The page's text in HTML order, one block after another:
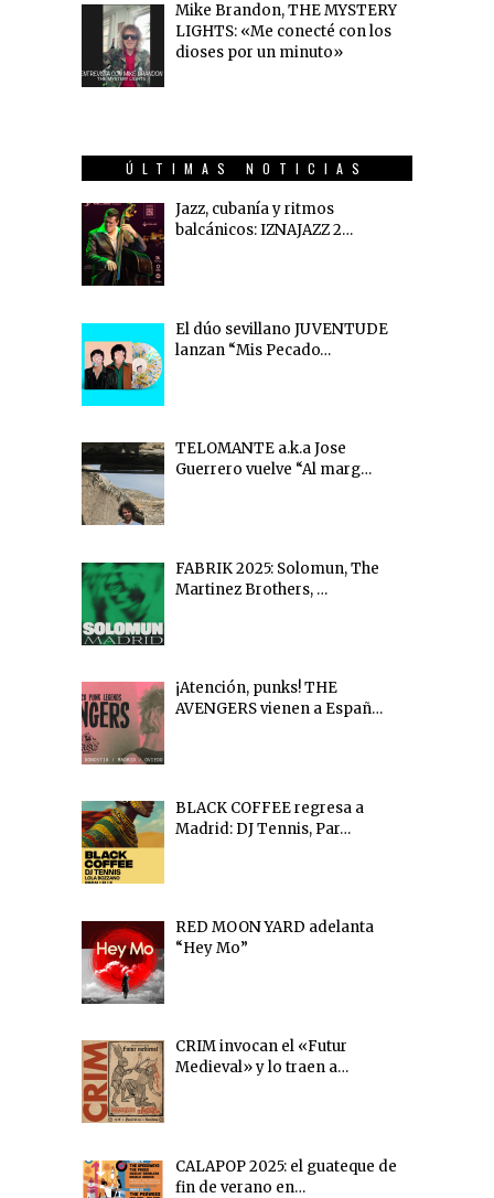
Mike Brandon, THE MYSTERY
LIGHTS: «Me conecté con los
dioses por un minuto»
ÚLTIMAS NOTICIAS
Jazz, cubanía y ritmos
balcánicos: IZNAJAZZ 2…
El dúo sevillano JUVENTUDE
lanzan “Mis Pecado…
TELOMANTE a.k.a Jose
Guerrero vuelve “Al marg…
FABRIK 2025: Solomun, The
Martinez Brothers, …
¡Atención, punks! THE
AVENGERS vienen a Españ…
BLACK COFFEE regresa a
Madrid: DJ Tennis, Par…
RED MOON YARD adelanta
“Hey Mo”
CRIM invocan el «Futur
Medieval» y lo traen a…
CALAPOP 2025: el guateque de
fin de verano en…